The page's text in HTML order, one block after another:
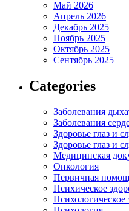
Май 2026
Апрель 2026
Декабрь 2025
Ноябрь 2025
Октябрь 2025
Сентябрь 2025
Categories
Заболевания
Заболевания
Здоровье глаз и
Здоровье глаз и
Медицинская
Онкология
Первичная
Психическое
Психологическое